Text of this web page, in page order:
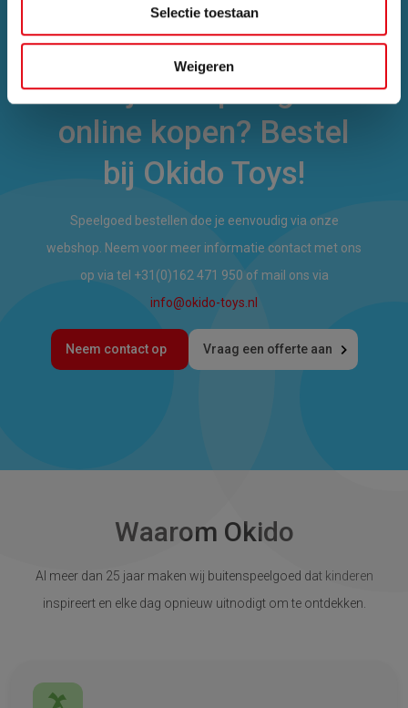
Selectie toestaan
Weigeren
Ook jouw speelgoed
online kopen? Bestel
bij Okido Toys!
Speelgoed bestellen doe je eenvoudig via onze
webshop. Neem voor meer informatie contact met ons
op via tel +31(0)162 471 950 of mail ons via
info@okido-toys.nl
Neem contact op Vraag een offerte aan
Waarom Okido
Al meer dan 25 jaar maken wij buitenspeelgoed dat kinderen
inspireert en elke dag opnieuw uitnodigt om te ontdekken.